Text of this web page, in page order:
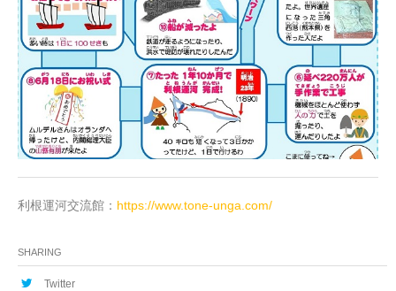
利根運河交流館： https://www.tone-unga.com/
SHARING
Twitter